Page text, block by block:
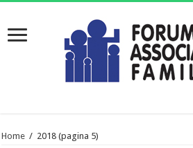
Home / 2018 (pagina 5)